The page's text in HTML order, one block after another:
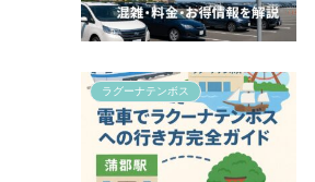
ラグーナテンボス